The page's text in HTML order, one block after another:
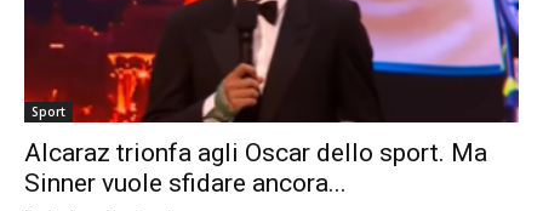
Sport
Alcaraz trionfa agli Oscar dello sport. Ma
Sinner vuole sfidare ancora...